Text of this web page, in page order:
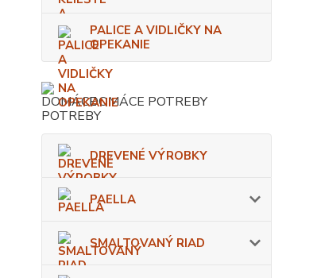
PALICE A VIDLIČKY NA
OPEKANIE
DOMÁCE POTREBY
DREVENÉ VÝROBKY
PAELLA
SMALTOVANÝ RIAD